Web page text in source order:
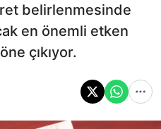
belirlenmesinde
en önemli etken
çıkıyor.